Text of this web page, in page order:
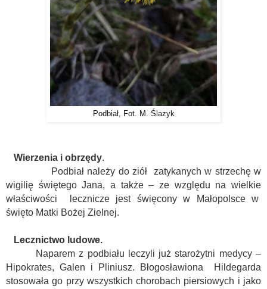
Podbiał, Fot. M. Ślazyk
Wierzenia i obrzędy.
Podbiał należy do ziół
zatykanych w strzechę w
wigilię świętego Jana, a także – ze względu na wielkie
właściwości
lecznicze jest święcony w Małopolsce w
święto Matki Bożej Zielnej.
Lecznictwo ludowe.
Naparem z podbiału leczyli już starożytni medycy –
Hipokrates, Galen i Pliniusz. Błogosławiona
Hildegarda
stosowała go przy wszystkich chorobach piersiowych i jako